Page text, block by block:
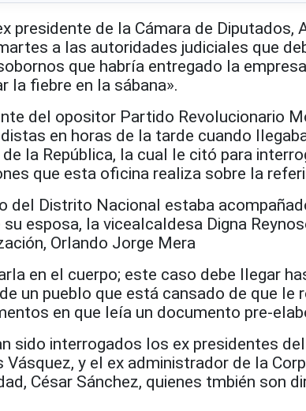
presidente de la Cámara de Diputados,
a las autoridades judiciales que
que habría entregado la
la fiebre en la sábana».
del opositor Partido Revolucionario
en horas de la tarde cuando
la República, la cual le citó para
que esta oficina realiza sobre la
del Distrito Nacional estaba
esposa, la vicealcaldesa Digna
Orlando Jorge Mera
en el cuerpo; este caso debe llegar
un pueblo que está cansado de que le
en que leía un documento pre-
sido interrogados los ex presidentes
y el ex administrador de la
César Sánchez, quienes tmbién son